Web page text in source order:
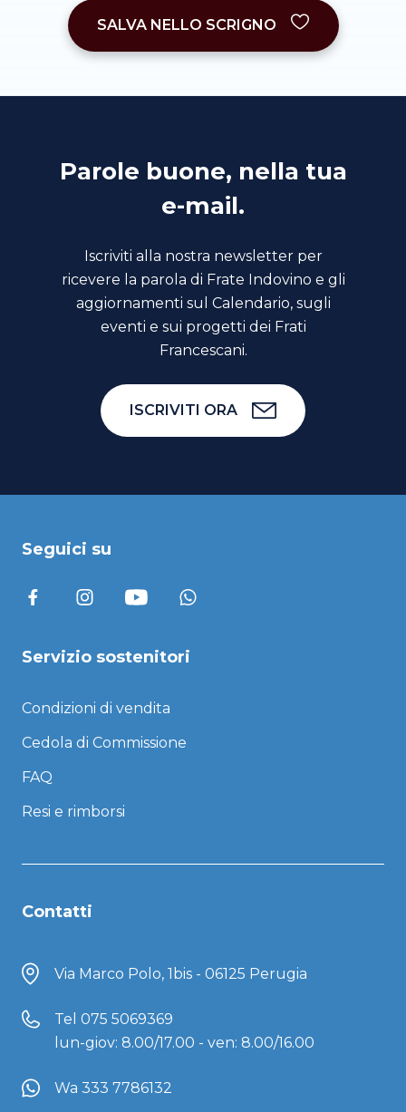
SALVA NELLO SCRIGNO
Parole buone, nella tua
e-mail.
Iscriviti alla nostra newsletter per
ricevere la parola di Frate Indovino e gli
aggiornamenti sul Calendario, sugli
eventi e sui progetti dei Frati
Francescani.
ISCRIVITI ORA
Seguici su
Servizio sostenitori
Condizioni di vendita
Cedola di Commissione
FAQ
Resi e rimborsi
Contatti
Via Marco Polo, 1bis - 06125 Perugia
Tel 075 5069369
lun-giov: 8.00/17.00 - ven: 8.00/16.00
Wa 333 7786132